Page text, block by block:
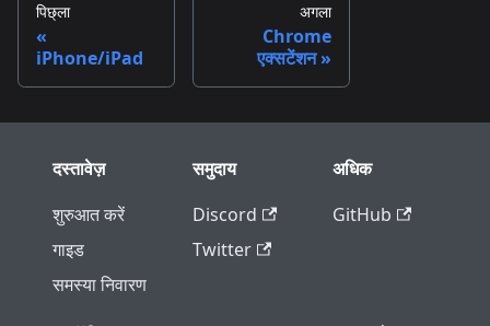
पिछ्ला
iPhone/iPad
अगला
Chrome
एक्सटेंशन
दस्तावेज़
शुरुआत करें
गाइड
समस्या निवारण
समुदाय
Discord
Twitter
अधिक
GitHub